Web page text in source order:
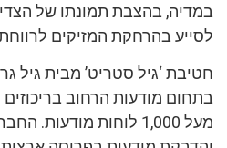
במדיה, בהצבת תמונתו של
לסייע בהרחקת המזיקים
חטיבת ‘גיל סטריט’ מבית גיל
בתחום מודעות הרחוב
מעל 1,000 לוחות